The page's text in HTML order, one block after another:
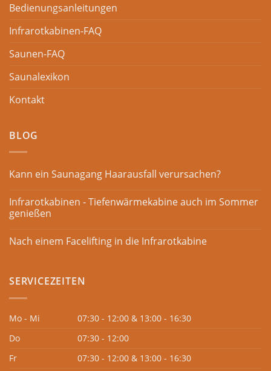
Bedienungsanleitungen
Infrarotkabinen-FAQ
Saunen-FAQ
Saunalexikon
Kontakt
BLOG
Kann ein Saunagang Haarausfall verursachen?
Infrarotkabinen - Tiefenwärmekabine auch im Sommer
genießen
Nach einem Facelifting in die Infrarotkabine
SERVICEZEITEN
Mo - Mi
07:30 - 12:00 & 13:00 - 16:30
Do
07:30 - 12:00
Fr
07:30 - 12:00 & 13:00 - 16:30